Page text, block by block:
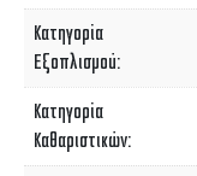
Κατηγορία
Εξοπλισμού
Κατηγορία
Καθαριστικών